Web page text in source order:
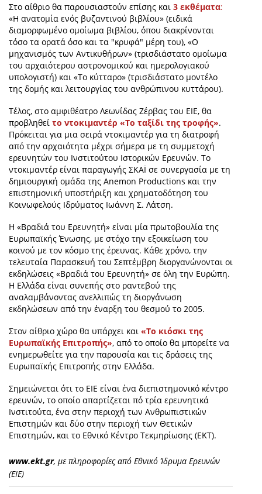
Στο αίθριο θα παρουσιαστούν επίσης και 3 εκθέματα:
«Η ανατομία ενός βυζαντινού βιβλίου» (ειδικά
διαμορφωμένο ομοίωμα βιβλίου, όπου διακρίνονται
τόσο τα ορατά όσο και τα "κρυφά" μέρη του), «Ο
μηχανισμός των Αντικυθήρων» (τρισδιάστατο ομοίωμα
του αρχαιότερου αστρονομικού και ημερολογιακού
υπολογιστή) και «Το κύτταρο» (τρισδιάστατο μοντέλο
της δομής και λειτουργίας του ανθρώπινου κυττάρου).
Τέλος, στο αμφιθέατρο Λεωνίδας Ζέρβας του ΕΙΕ, θα
προβληθεί το ντοκιμαντέρ «Το ταξίδι της τροφής».
Πρόκειται για μια σειρά ντοκιμαντέρ για τη διατροφή
από την αρχαιότητα μέχρι σήμερα με τη συμμετοχή
ερευνητών του Ινστιτούτου Ιστορικών Ερευνών. Το
ντοκιμαντέρ είναι παραγωγής ΣΚΑÏ σε συνεργασία με τη
δημιουργική ομάδα της Anemon Productiοns και την
επιστημονική υποστήριξη και χρηματοδότηση του
Κοινωφελούς Ιδρύματος Ιωάννη Σ. Λάτση.
Η «Βραδιά του Ερευνητή» είναι μία πρωτοβουλία της
Ευρωπαϊκής Ένωσης, με στόχο την εξοικείωση του
κοινού με τον κόσμο της έρευνας. Κάθε χρόνο, την
τελευταία Παρασκευή του Σεπτέμβρη διοργανώνονται οι
εκδηλώσεις «Βραδιά του Ερευνητή» σε όλη την Ευρώπη.
Η Ελλάδα είναι συνεπής στο ραντεβού της
αναλαμβάνοντας ανελλιπώς τη διοργάνωση
εκδηλώσεων από την έναρξη του θεσμού το 2005.
Στον αίθριο χώρο θα υπάρχει και «Το κιόσκι της
Ευρωπαϊκής Επιτροπής», από το οποίο θα μπορείτε να
ενημερωθείτε για την παρουσία και τις δράσεις της
Ευρωπαϊκής Επιτροπής στην Ελλάδα.
Σημειώνεται ότι το ΕΙΕ είναι ένα διεπιστημονικό κέντρο
ερευνών, το οποίο απαρτίζεται πό τρία ερευνητικά
Ινστιτούτα, ένα στην περιοχή των Ανθρωπιστικών
Επιστημών και δύο στην περιοχή των Θετικών
Επιστημών, και το Εθνικό Κέντρο Τεκμηρίωσης (ΕΚΤ).
www.ekt.gr, με πληροφορίες από Εθνικό Ίδρυμα Ερευνών
(ΕΙΕ)